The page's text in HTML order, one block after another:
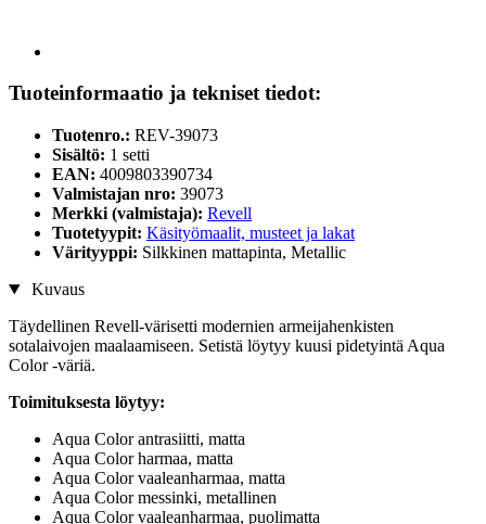
Tuoteinformaatio ja tekniset tiedot:
Tuotenro.: REV-39073
Sisältö: 1 setti
EAN: 4009803390734
Valmistajan nro: 39073
Merkki (valmistaja): Revell
Tuotetyypit: Käsityömaalit, musteet ja lakat
Värityyppi: Silkkinen mattapinta, Metallic
Kuvaus
Täydellinen Revell-värisetti modernien armeijahenkisten
sotalaivojen maalaamiseen. Setistä löytyy kuusi pidetyintä Aqua
Color -väriä.
Toimituksesta löytyy:
Aqua Color antrasiitti, matta
Aqua Color harmaa, matta
Aqua Color vaaleanharmaa, matta
Aqua Color messinki, metallinen
Aqua Color vaaleanharmaa, puolimatta